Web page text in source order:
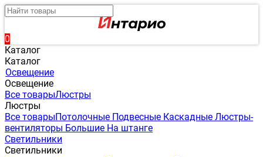
0
Каталог
Каталог
Освещение
Освещение
Все товарыЛюстры
Люстры
Все товарыПотолочные Подвесные Каскадные Люстры-
вентиляторы Большие На штанге
Светильники
Светильники